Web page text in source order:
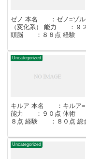
ゼノ 本名 ：ゼノ=ゾル
（変化系） 能力 ：９
頭脳 ：８８点 経験
Uncategorized
キルア 本名 ：キルア=
能力 ：９０点 体術
８点 経験 ：８０点
Uncategorized